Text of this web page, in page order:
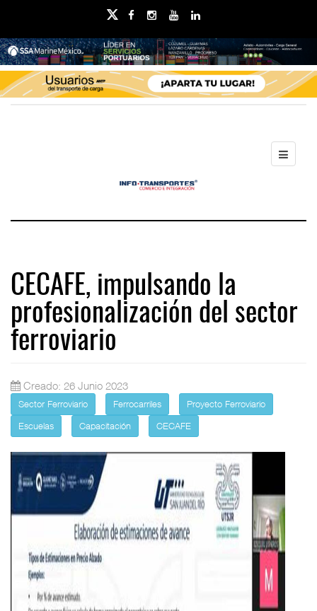
CECAFE, impulsando la
profesionalización del sector
ferroviario
Creado: 26 Junio 2023
Sector Ferroviario Ferrocarriles
Proyecto Ferroviario
Escuelas
Capacitación CECAFE